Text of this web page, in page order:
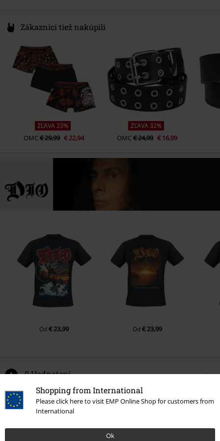
Shopping from International
Please click here to visit EMP Online Shop for customers from
International
Ok
Zákazníci tiež nakúpili
ZĽAVA 23%
OMC€ 29,99 € 22,94
ZĽAVA 32%
OMC€ 24,99 € 16,99
Od€ 23,99 Od€ 23,99
0 Hodnotení
Podeľte sa o váš názor "Sacred Heart Cover".